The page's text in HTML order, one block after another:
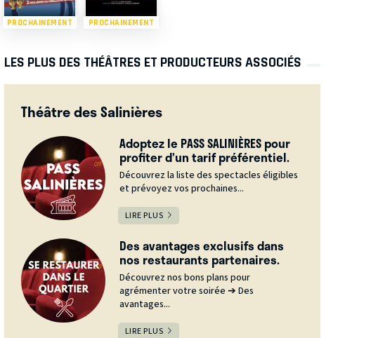
PROCHAINEMENT PROCHAINEMENT
LES PLUS DES THÉÂTRES ET PRODUCTEURS ASSOCIÉS
Théâtre des Salinières
Adoptez le PASS SALINIÈRES pour
profiter d’un tarif préférentiel.
Découvrez la liste des spectacles éligibles
et prévoyez vos prochaines...
LIRE PLUS
Des avantages exclusifs dans
nos restaurants partenaires.
Découvrez nos bons plans pour
agrémenter votre soirée ➔ Des
avantages...
LIRE PLUS